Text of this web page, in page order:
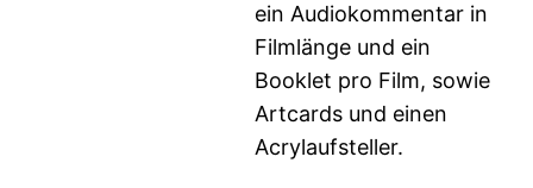
ein Audiokommentar in
Filmlänge und ein
Booklet pro Film, sowie
Artcards und einen
Acrylaufsteller.